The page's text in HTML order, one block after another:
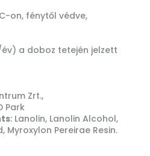
on, fénytől védve,
a doboz tetején jelzett
Zrt.,
Park
: Lanolin, Lanolin Alcohol,
Myroxylon Pereirae Resin.